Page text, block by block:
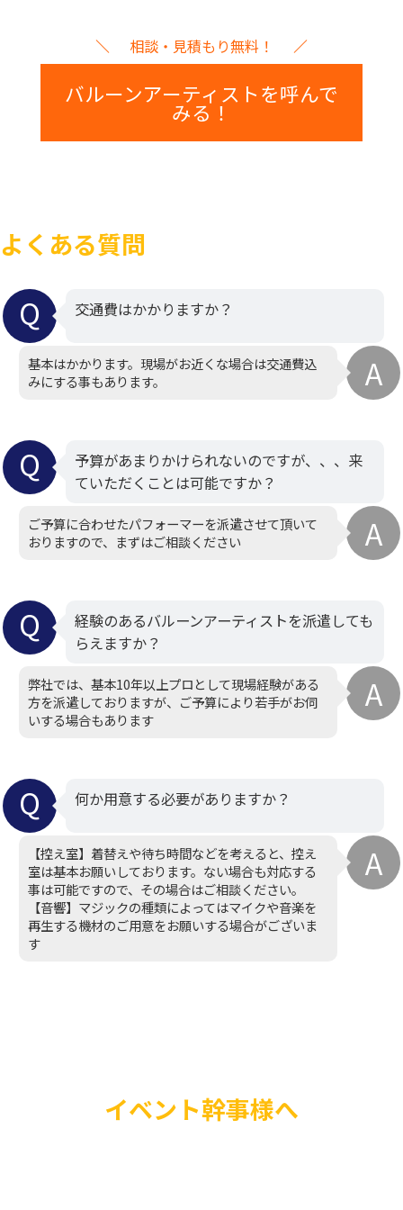
相談・見積もり無料！
バルーンアーティストを呼んで
みる！
よくある質問
交通費はかかりますか？
基本はかかります。現場がお近くな場合は交通費込
みにする事もあります。
予算があまりかけられないのですが、、、来
ていただくことは可能ですか？
ご予算に合わせたパフォーマーを派遣させて頂いて
おりますので、まずはご相談ください
経験のあるバルーンアーティストを派遣しても
らえますか？
弊社では、基本10年以上プロとして現場経験がある
方を派遣しておりますが、ご予算により若手がお伺
いする場合もあります
何か用意する必要がありますか？
【控え室】着替えや待ち時間などを考えると、控え
室は基本お願いしております。ない場合も対応する
事は可能ですので、その場合はご相談ください。
【音響】マジックの種類によってはマイクや音楽を
再生する機材のご用意をお願いする場合がございま
す
イベント幹事様へ